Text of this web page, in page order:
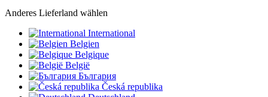
Anderes Lieferland wählen
International
Belgien
Belgique
België
България
Česká republika